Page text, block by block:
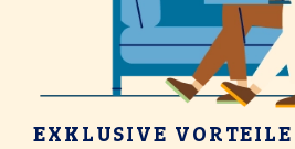
EXKLUSIVE VORTEILE